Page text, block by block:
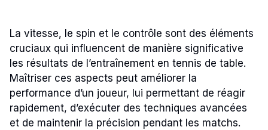
La vitesse, le spin et le contrôle sont des éléments
cruciaux qui influencent de manière significative
les résultats de l’entraînement en tennis de table.
Maîtriser ces aspects peut améliorer la
performance d’un joueur, lui permettant de réagir
rapidement, d’exécuter des techniques avancées
et de maintenir la précision pendant les matchs.